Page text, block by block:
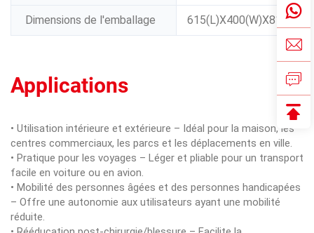
Dimensions de l'emballage 615(L)X400(W)X815(H)
Applications
• Utilisation intérieure et extérieure – Idéal pour la maison, les
centres commerciaux, les parcs et les déplacements en ville.
• Pratique pour les voyages – Léger et pliable pour un transport
facile en voiture ou en avion.
• Mobilité des personnes âgées et des personnes handicapées
– Offre une autonomie aux utilisateurs ayant une mobilité
réduite.